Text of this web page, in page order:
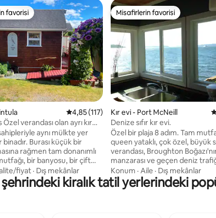
puan, 34 değerlendirme
favorisi
favorisi
5 üzerinden ortalama 4,85 puan, 117
4,85 (117)
aynı mülkte yer
binadır. Burası küçük bir
rağmen tam donanımlı
bir banyosu, bir çift
ve katlanır bir kanepesi
kullanımınız için yarı özel bir
bulunmaktadır. Üzgünüm TV
fiyat · Dış mekânlar
Misafirlerin favorisi
Misafirlerin favorisi
Kır evi - Port McNeill
Denize sıfır kır evi.
Özel bir plaja 8 adım. Tam mutfaklı, yeni
queen yataklı, çok özel, büyük
verandası, Broughton
manzarası ve geçen deniz
yaşamı olan kır evi. 2022'de yeni
gazlı şömine, serin akşamlarda
sıcaklık ve ısı sağlayacaktır.
Konum · Aile · Dış mekânlar
kiralık tatil yerlerindeki